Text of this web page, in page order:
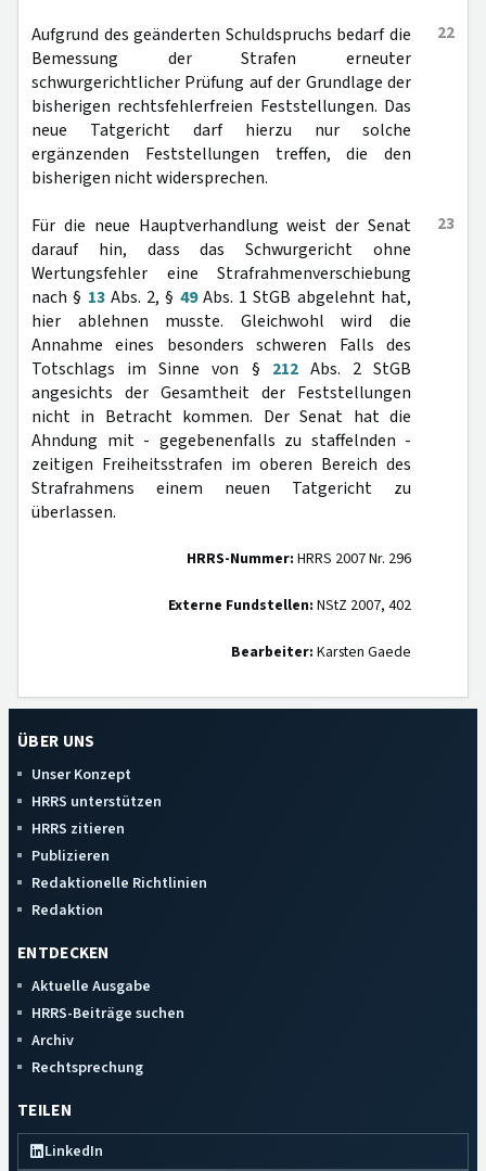
22
Aufgrund des geänderten Schuldspruchs bedarf die
Bemessung der Strafen erneuter
schwurgerichtlicher Prüfung auf der Grundlage der
bisherigen rechtsfehlerfreien Feststellungen. Das
neue Tatgericht darf hierzu nur solche
ergänzenden Feststellungen treffen, die den
bisherigen nicht widersprechen.
23
Für die neue Hauptverhandlung weist der Senat
darauf hin, dass das Schwurgericht ohne
Wertungsfehler eine Strafrahmenverschiebung
nach § 13Abs. 2, § 49Abs. 1 StGB abgelehnt hat,
hier ablehnen musste. Gleichwohl wird die
Annahme eines besonders schweren Falls des
Totschlags im Sinne von § 212Abs. 2 StGB
angesichts der Gesamtheit der Feststellungen
nicht in Betracht kommen. Der Senat hat die
Ahndung mit - gegebenenfalls zu staffelnden -
zeitigen Freiheitsstrafen im oberen Bereich des
Strafrahmens einem neuen Tatgericht zu
überlassen.
HRRS-Nummer: HRRS 2007 Nr. 296
Externe Fundstellen: NStZ 2007, 402
Bearbeiter: Karsten Gaede
ÜBER UNS
Unser Konzept
HRRS unterstützen
HRRS zitieren
Publizieren
Redaktionelle Richtlinien
Redaktion
ENTDECKEN
Aktuelle Ausgabe
HRRS-Beiträge suchen
Archiv
Rechtsprechung
TEILEN
LinkedIn